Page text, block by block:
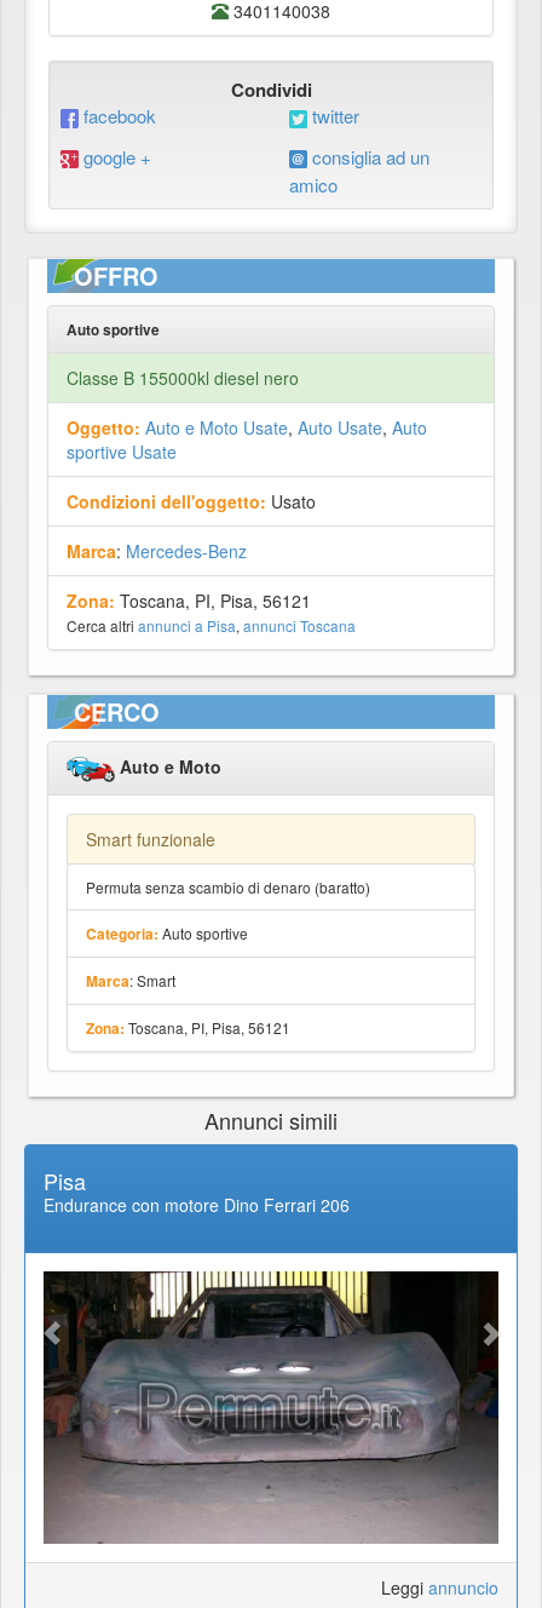
3401140038
Condividi
facebook
twitter
google +
consiglia ad un
amico
OFFRO
Auto sportive
Classe B 155000kl diesel nero
Oggetto: Auto e Moto Usate, Auto Usate, Auto
sportive Usate
Condizioni dell'oggetto: Usato
Marca: Mercedes-Benz
Zona: Toscana, PI, Pisa, 56121
Cerca altri annunci a Pisa, annunci Toscana
CERCO
Auto e Moto
Smart funzionale
Permuta senza scambio di denaro (baratto)
Categoria: Auto sportive
Marca: Smart
Zona: Toscana, PI, Pisa, 56121
Annunci simili
Pisa
Endurance con motore Dino Ferrari 206
Leggi annuncio